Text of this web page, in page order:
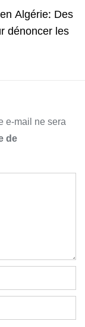
Algérie: Des
dénoncer les
e-mail ne sera
de